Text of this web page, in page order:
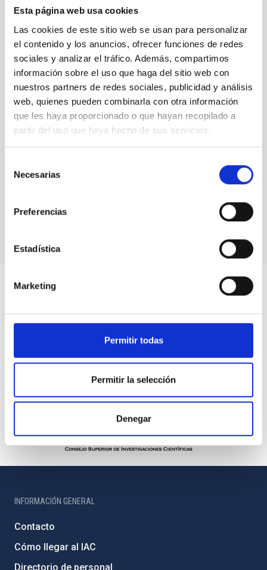
Esta página web usa cookies
Las cookies de este sitio web se usan para personalizar
el contenido y los anuncios, ofrecer funciones de redes
sociales y analizar el tráfico. Además, compartimos
información sobre el uso que haga del sitio web con
nuestros partners de redes sociales, publicidad y análisis
web, quienes pueden combinarla con otra información
que les haya proporcionado o que hayan recopilado a
partir del uso que haya hecho de sus servicios.
Necesarias
Preferencias
Estadística
Marketing
Permitir todas
Permitir la selección
Denegar
INFORMACIÓN GENERAL
Contacto
Cómo llegar al IAC
Directorio de personal